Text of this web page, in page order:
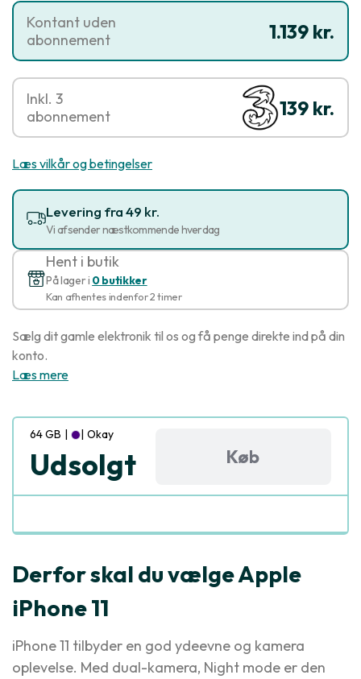
1.139 kr.
Kontant uden
abonnement
139 kr.
Inkl. 3
abonnement
Læs vilkår og betingelser
Levering fra 49 kr.
Vi afsender næstkommende hverdag
Hent i butik
På lager i 0 butikker
Kan afhentes indenfor 2 timer
Sælg dit gamle elektronik til os og få penge direkte ind på din
konto.
Læs mere
64 GB | | Okay
Udsolgt Køb
Derfor skal du vælge Apple
iPhone 11
iPhone 11 tilbyder en god ydeevne og kamera
oplevelse. Med dual-kamera, Night mode er den